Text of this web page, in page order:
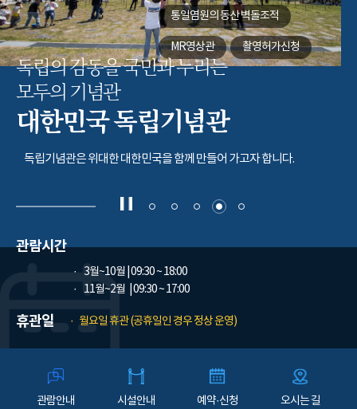
통일염원의 동산벽돌조적
MR영상관 촬영허가신청
독립의 감동을 국민과 누리는
모두의 기념관
대한민국 독립기념관
독립기념관은 위대한 대한민국을 함께 만들어 가고자 합니다.
관람시간
3월~10월 | 09:30 ~ 18:00
11월~2월
| 09:30 ~ 17:00
휴관일 월요일 휴관 (공휴일인 경우 정상 운영)
관람안내 시설안내 예약·신청 오시는 길